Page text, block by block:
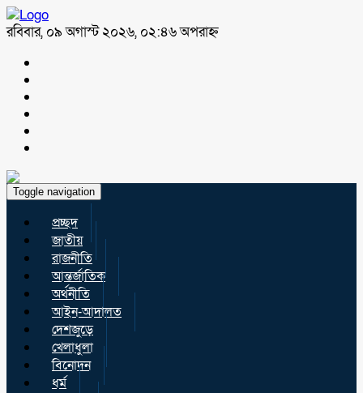
রবিবার, ০৯ অগাস্ট ২০২৬, ০২:৪৬ অপরাহ্ন
Toggle navigation
প্রচ্ছদ
জাতীয়
রাজনীতি
আন্তর্জাতিক
অর্থনীতি
আইন-আদালত
দেশজুড়ে
খেলাধুলা
বিনোদন
ধর্ম